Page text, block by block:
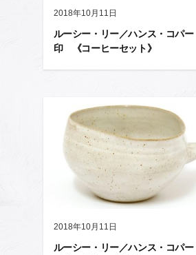
2018年10月11日
ルーシー・リー／ハンス・コパ
印 《コーヒーセット》
2018年10月11日
ルーシー・リー／ハンス・コ